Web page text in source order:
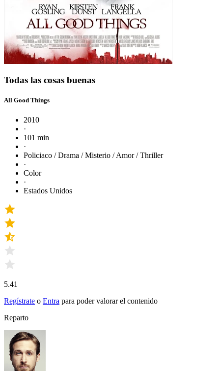
Todas las cosas buenas
All Good Things
2010
·
101 min
·
Policiaco / Drama / Misterio / Amor / Thriller
·
Color
·
Estados Unidos
5.41
Regístrate o Entra para poder valorar el contenido
Reparto